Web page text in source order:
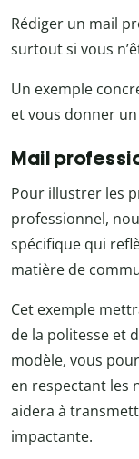
Rédiger un mail
surtout si vous
Un exemple
et vous donner
Mail
Pour illustrer les
professionnel,
spécifique qui
matière de
Cet exemple
de la politesse et
modèle, vous
en respectant les
aidera à
impactante.